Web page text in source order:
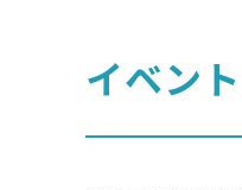
イベン